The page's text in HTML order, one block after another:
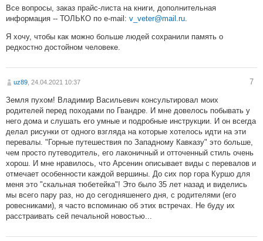
Все вопросы, заказ прайс-листа на книги, дополнительная
информация -- ТОЛЬКО по e-mail: v_veter@mail.ru.
Я хочу, чтобы как можно больше людей сохранили память о
редкостно достойном человеке.
uz89 , 24.04.2021 10:37 7
Земля пухом! Владимир Васильевич консультировал моих
родителей перед походами по Гвандре. И мне довелось побывать у
него дома и слушать его умные и подробные инструкции. И он всегда
делал рисунки от одного взгляда на которые хотелось идти на эти
перевалы. "Горные путешествия по Западному Кавказу" это больше,
чем просто путеводитель, его лаконичный и отточенный стиль очень
хорош. И мне нравилось, что Арсенин описывает виды с перевалов и
отмечает особенности каждой вершины. До сих пор гора Куршо для
меня это "скальная тюбетейка"! Это было 35 лет назад и виделись
мы всего пару раз, но до сегодняшенего дня, с родителями (его
ровесниками), я часто вспоминаю об этих встречах. Не буду их
расстраивать сей печальной новостью...